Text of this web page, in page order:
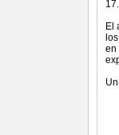
El
en